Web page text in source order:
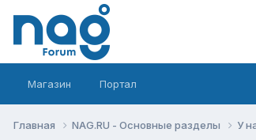
Магазин Портал
Главная NAG.RU - Основные разделы У